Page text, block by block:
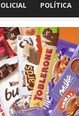
POLÍTICA